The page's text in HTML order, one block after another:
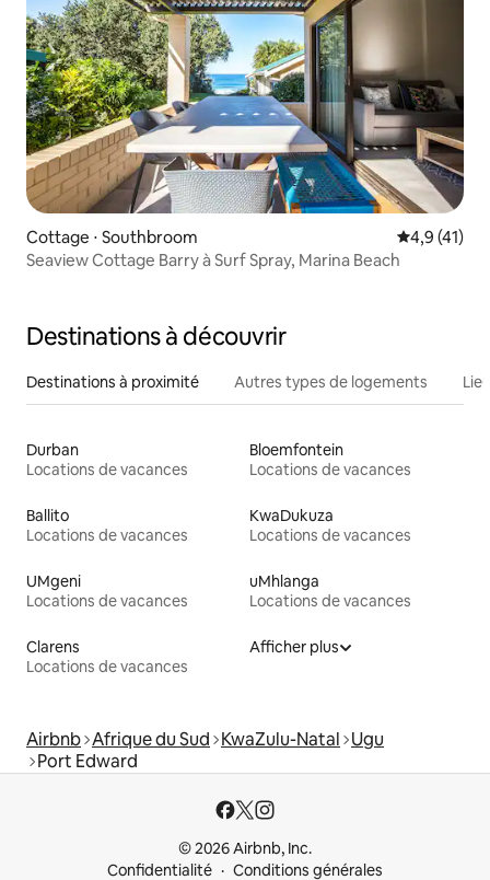
Cottage ⋅ Southbroom Évaluation
4,9 (41)
Seaview Cottage Barry à Surf Spray, Marina Beach
Destinations à découvrir
Destinations à proximité Autres types de logements
Durban
Locations de vacances
Bloemfontein
Locations de vacances
Ballito
Locations de vacances
KwaDukuza
Locations de vacances
UMgeni
Locations de vacances
uMhlanga
Locations de vacances
Clarens
Locations de vacances
Afficher plus
Airbnb Afrique du Sud KwaZulu-Natal Ugu
Port Edward
© 2026 Airbnb, Inc.
Confidentialité
Conditions générales